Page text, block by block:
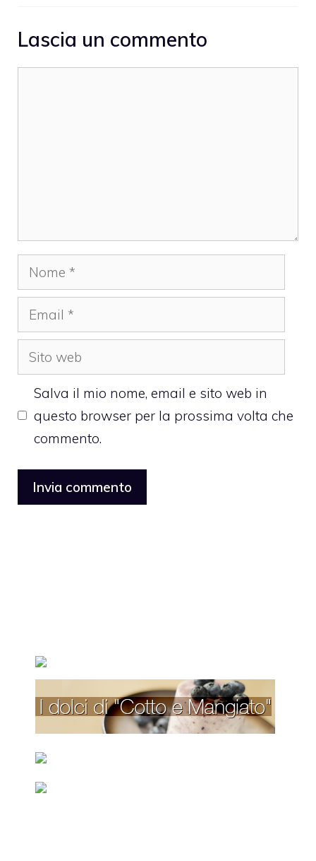
Lascia un commento
Nome
Email
Sito
web
Salva il mio nome, email e sito web in
questo browser per la prossima volta che
commento.